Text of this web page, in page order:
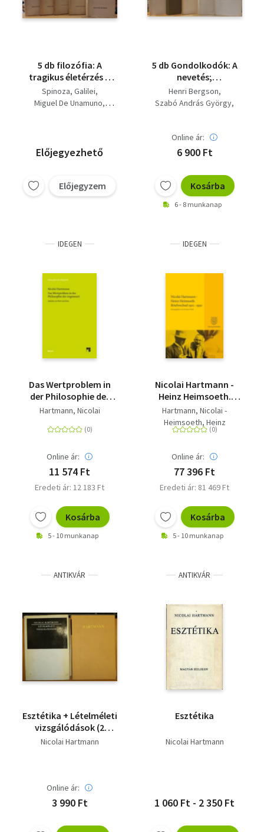
5 db filozófia: A
tragikus életérzés +
Esztétika + Etika +
Értekezések és
Spinoza Galilei
Miguel De Unamuno
Előjegyezhető
Előjegyzem
5 db Gondolkodók: A
nevetés;
Pragmatizmus; A
vallás, a puszta ész
világ felépítése a
szellemtudományokban;
Lételméleti
Henri Bergson
Szabó András György
Nicolai Hartmann
Online ár:
6 900 Ft
Kosárba
6 - 8 munkanap
IDEGEN
Das Wertproblem in
der Philosophie der
Gegenwart - Aufsätze
Hartmann, Nicolai
Online ár:
11 574 Ft
Eredeti ár: 12 183 Ft
Kosárba
5 - 10 munkanap
IDEGEN
Nicolai Hartmann -
Heinz Heimsoeth.
Briefwechsel 1921-
1950
Hartmann, Nicolai -
Heimsoeth, Heinz
Online ár:
77 396 Ft
Eredeti ár: 81 469 Ft
Kosárba
5 - 10 munkanap
ANTIKVÁR
Esztétika + Lételméleti
vizsgálódások (2
kötet)
Nicolai Hartmann
Online ár:
3 990 Ft
ANTIKVÁR
Esztétika
Nicolai Hartmann
1 060 Ft - 2 350 Ft